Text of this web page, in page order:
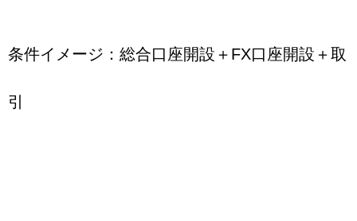
条件イメージ：総合口座開設＋FX口座開設＋取
引